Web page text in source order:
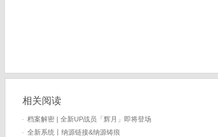
相关阅读
档案解密 | 全新UP战员「辉月」即将登场
全新系统丨纳源链接&纳源铸痕